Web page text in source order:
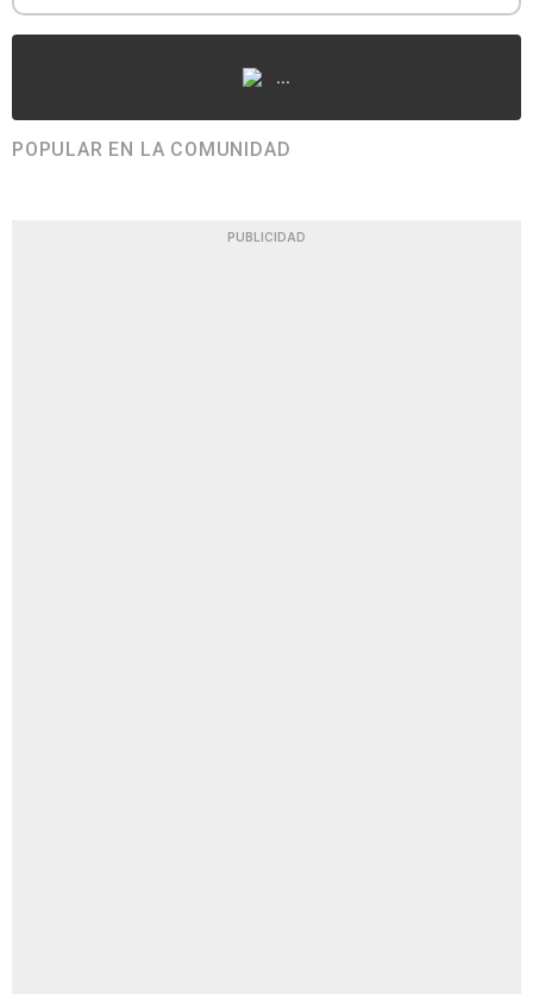
...
POPULAR EN LA COMUNIDAD
PUBLICIDAD